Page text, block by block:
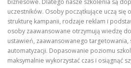
biznesowe. Dlatego nasze szkolenia są
uczestników. Osoby początkujące uczą się
strukturę kampanii, rodzaje reklam i
osoby zaawansowane otrzymują wiedzę
ustawień, zaawansowanego targetowania,
automatyzacji. Dopasowanie poziomu
maksymalnie wykorzystać czas i osiągnąć